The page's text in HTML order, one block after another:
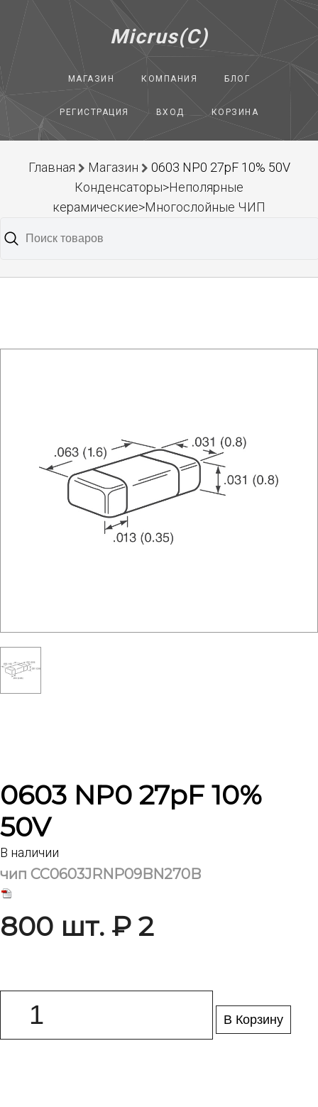
Micrus(C)
МАГАЗИН КОМПАНИЯ БЛОГ
РЕГИСТРАЦИЯ ВХОД КОРЗИНА
Главная Магазин
0603 NP0 27pF 10% 50V
Конденсаторы>Неполярные
керамические>Многослойные ЧИП
0603 NP0 27pF 10%
50V
В наличии
чип CC0603JRNP09BN270B
800 шт. ₽ 2
В Корзину